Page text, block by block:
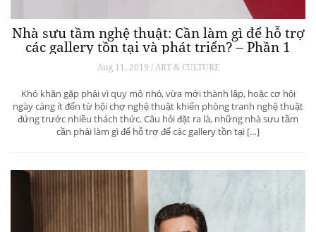
Nhà sưu tầm nghệ thuật: Cần làm gì để hỗ trợ
các gallery tồn tại và phát triển? – Phần 1
Aug 11, 2019 / ART & CULTURE
Khó khăn gặp phải vì quy mô nhỏ, vừa mới thành lập, hoặc cơ hội
ngày càng ít đến từ hội chợ nghệ thuật khiến phòng tranh nghệ thuật
đứng trước nhiều thách thức. Câu hỏi đặt ra là, những nhà sưu tầm
cần phải làm gì để hỗ trợ để các gallery tồn tại […]